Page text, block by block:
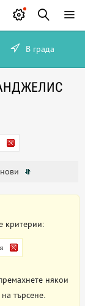
В града
критерии:
някои
търсене.